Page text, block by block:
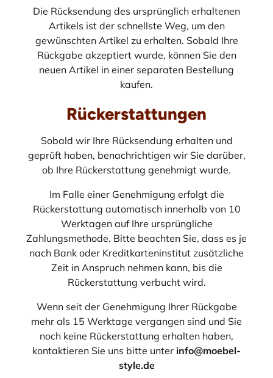
Die Rücksendung des ursprünglich erhaltenen
Artikels ist der schnellste Weg, um den
gewünschten Artikel zu erhalten. Sobald Ihre
Rückgabe akzeptiert wurde, können Sie den
neuen Artikel in einer separaten Bestellung
kaufen.
Rückerstattungen
Sobald wir Ihre Rücksendung erhalten und
geprüft haben, benachrichtigen wir Sie darüber,
ob Ihre Rückerstattung genehmigt wurde.
Im Falle einer Genehmigung erfolgt die
Rückerstattung automatisch innerhalb von 10
Werktagen auf Ihre ursprüngliche
Zahlungsmethode. Bitte beachten Sie, dass es je
nach Bank oder Kreditkarteninstitut zusätzliche
Zeit in Anspruch nehmen kann, bis die
Rückerstattung verbucht wird.
Wenn seit der Genehmigung Ihrer Rückgabe
mehr als 15 Werktage vergangen sind und Sie
noch keine Rückerstattung erhalten haben,
kontaktieren Sie uns bitte unter info@moebel-
style.de